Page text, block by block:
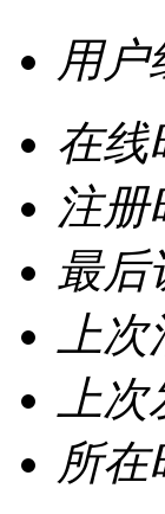
用户
在线
注册
最后
上
上
所在